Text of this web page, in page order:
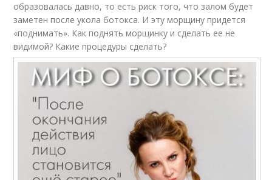
образовалась давно, то есть риск того, что залом будет
заметен после укола ботокса. И эту морщину придется
«поднимать». Как поднять морщинку и сделать ее не
видимой? Какие процедуры сделать?